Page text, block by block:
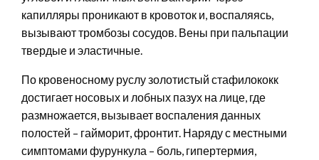
капилляры проникают в кровоток и, воспаляясь,
вызывают тромбозы сосудов. Вены при пальпации
твердые и эластичные.
По кровеносному руслу золотистый стафилококк
достигает носовых и лобных пазух на лице, где
размножается, вызывает воспаления данных
полостей – гайморит, фронтит. Наряду с местными
симптомами фурункула – боль, гипертермия,